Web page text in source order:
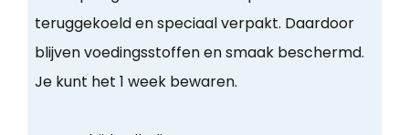
teruggekoeld en speciaal verpakt. Daardoor
blijven voedingsstoffen en smaak beschermd.
Je kunt het 1 week bewaren.